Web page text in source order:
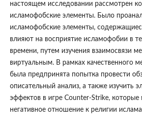
настоящем исследовании рассмотрен
исламофобские элементы. Было
исламофобские элементы,
влияют на восприятие исламофобии в
времени, путем изучения взаимосвязи
виртуальным. В рамках качественного
была предпринята попытка провести
описательный анализ, а также изучить
эффектов в игре Counter-Strike, которые
негативное отношение к религии